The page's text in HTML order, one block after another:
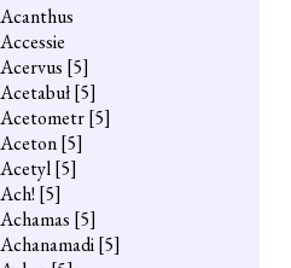
Acanthus
Accessie
Acervus [5]
Acetabuł[5]
Acetometr[5]
Aceton[5]
Acetyl[5]
Ach! [5]
Achamas [5]
Achanamadi[5]